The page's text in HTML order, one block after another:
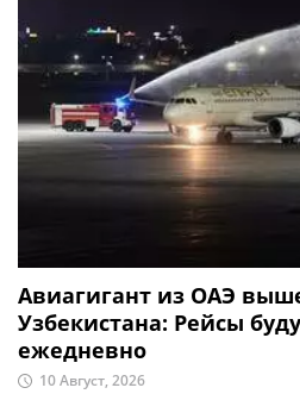
Авиагигант из ОАЭ
Узбекистана: Рейсы
ежедневно
10 Август, 2026